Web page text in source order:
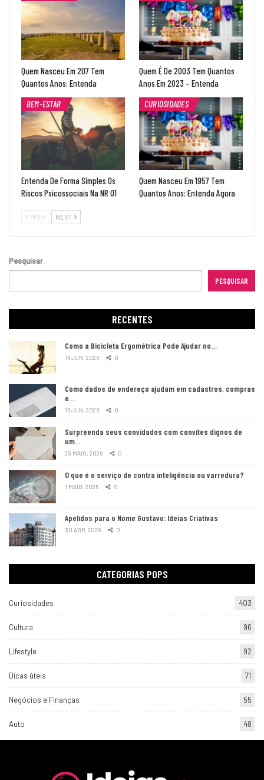
Quem Nasceu Em 207 Tem
Quantos Anos: Entenda
Quem É De 2003 Tem Quantos
Anos Em 2023 – Entenda
BEM-ESTAR
Entenda De Forma Simples Os
Riscos Psicossociais Na NR 01
CURIOSIDADES
Quem Nasceu Em 1957 Tem
Quantos Anos: Entenda Agora
PREV NEXT
Pesquisar
PESQUISAR
RECENTES
Como a Bicicleta Ergométrica Pode Ajudar no…
16 JUN, 2026 0
Como dados de endereço ajudam em cadastros, compras
e…
16 JUN, 2026 0
Surpreenda seus convidados com convites dignos de
um…
25 MAIO, 2026 0
O que é o serviço de contra inteligência ou varredura?
1 MAIO, 2026 0
Apelidos para o Nome Gustavo: Ideias Criativas
30 ABR, 2026 0
CATEGORIAS POPS
Curiosidades 403
Cultura 96
Lifestyle 92
Dicas úteis 71
Negócios e Finanças 55
Auto 48